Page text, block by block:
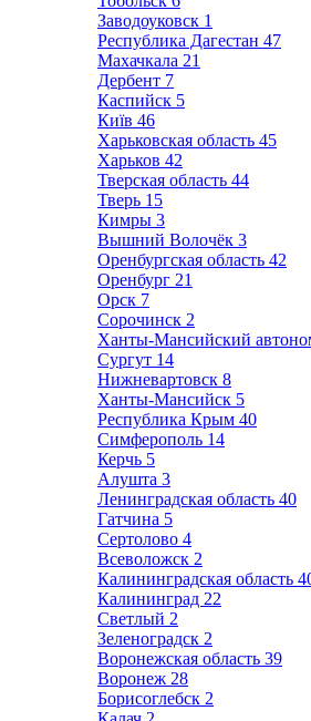
Заводоуковск 1
Республика Дагестан 47
Махачкала 21
Дербент 7
Каспийск 5
Київ 46
Харьковская область 45
Харьков 42
Тверская область 44
Тверь 15
Кимры 3
Вышний Волочёк 3
Оренбургская область 42
Оренбург 21
Орск 7
Сорочинск 2
Ханты-Мансийский
Сургут 14
Нижневартовск 8
Ханты-Мансийск 5
Республика Крым 40
Симферополь 14
Керчь 5
Алушта 3
Ленинградская область 40
Гатчина 5
Сертолово 4
Всеволожск 2
Калининградская область
Калининград 22
Светлый 2
Зеленоградск 2
Воронежская область 39
Воронеж 28
Борисоглебск 2